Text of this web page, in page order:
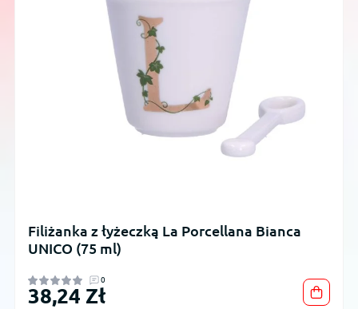
Filiżanka z łyżeczką La Porcellana Bianca
UNICO (75 ml)
0
38,24 Zł